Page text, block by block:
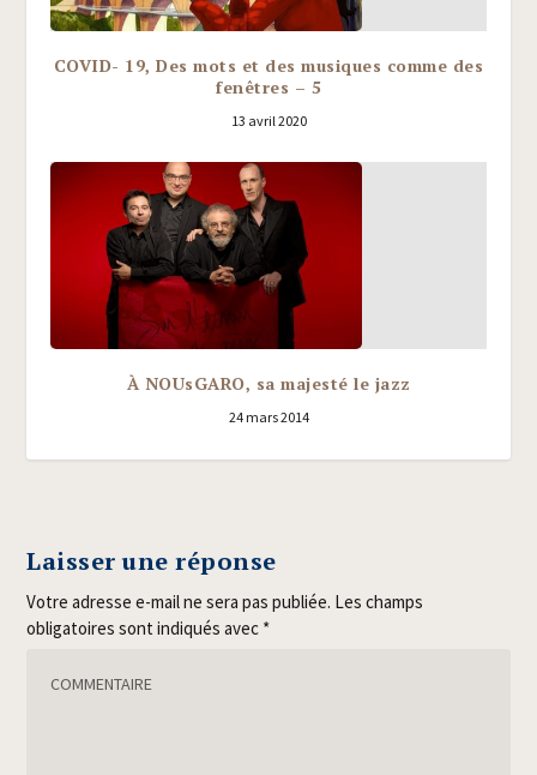
COVID- 19, Des mots et des musiques comme des
fenêtres – 5
13 avril 2020
À NOUsGARO, sa majesté le jazz
24 mars 2014
Laisser une réponse
Votre adresse e-mail ne sera pas publiée. Les champs
obligatoires sont indiqués avec *